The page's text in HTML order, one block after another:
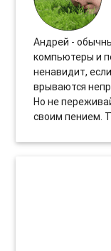
Андрей -
компьютеры и
ненавидит,
врываются
Но не
своим пением.